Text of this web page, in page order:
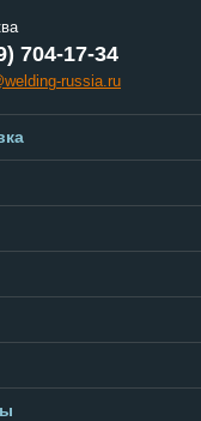
704-17-34
russia.ru